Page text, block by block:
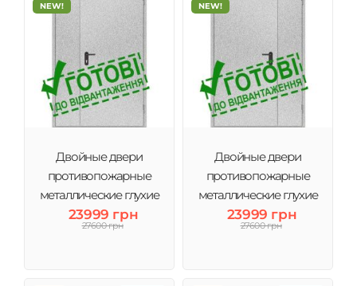
NEW!
Двойные двери
противопожарные
металлические глухие
правые ДМП ЕІ60-
1200х2050 мм
23999 грн
27600 грн
NEW!
Двойные двери
противопожарные
металлические глухие
левые ДМП ЕІ60- 1200х2050
мм
23999 грн
27600 грн